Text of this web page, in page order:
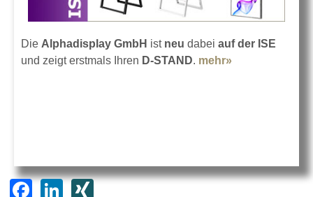
Die Alphadisplay GmbH ist neu dabei auf der ISE
und zeigt erstmals Ihren D-STAND. mehr»
F
Li XI